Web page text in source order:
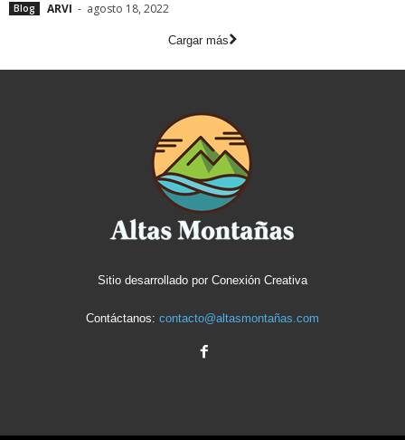
Blog ARVI - agosto 18, 2022
Cargar más
Sitio desarrollado por Conexión Creativa
Contáctanos: contacto@altasmontañas.com